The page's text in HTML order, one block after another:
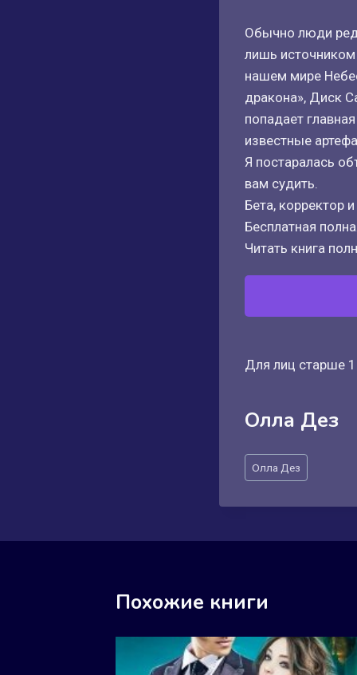
Обычно люди
лишь источником
нашем мире
дракона», Диск
попадает
известные
Я постаралась
вам судить.
Бета, корректор
Бесплатная
Читать книга
Для лиц старше
Олла Дез
Метки
записи:
Олла Дез
Похожие книги